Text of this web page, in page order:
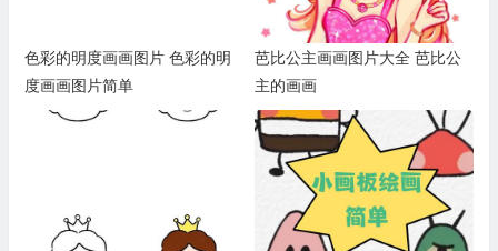
色彩的明度画画图片 色彩的明
度画画图片简单
芭比公主画画图片大全 芭比公
主的画画